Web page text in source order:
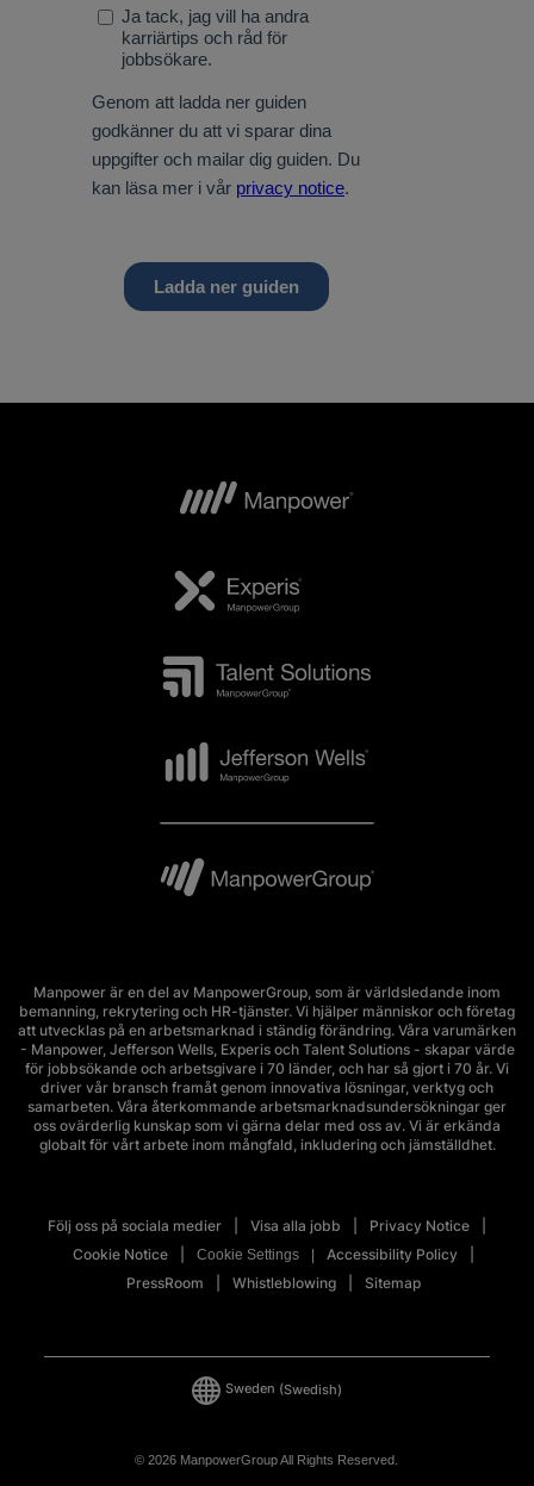
Manpower är en del av ManpowerGroup, som är världsledande inom
bemanning, rekrytering och HR-tjänster. Vi hjälper människor och företag
att utvecklas på en arbetsmarknad i ständig förändring. Våra varumärken
- Manpower, Jefferson Wells, Experis och Talent Solutions - skapar värde
för jobbsökande och arbetsgivare i 70 länder, och har så gjort i 70 år. Vi
driver vår bransch framåt genom innovativa lösningar, verktyg och
samarbeten. Våra återkommande arbetsmarknadsundersökningar ger
oss ovärderlig kunskap som vi gärna delar med oss av. Vi är erkända
globalt för vårt arbete inom mångfald, inkludering och jämställdhet.
Följ oss på sociala medier Visa alla jobb
Privacy Notice
Cookie Notice
Cookie Settings
Accessibility Policy
PressRoom
Whistleblowing Sitemap
© 2026 ManpowerGroup All Rights Reserved.
Sweden (Swedish)